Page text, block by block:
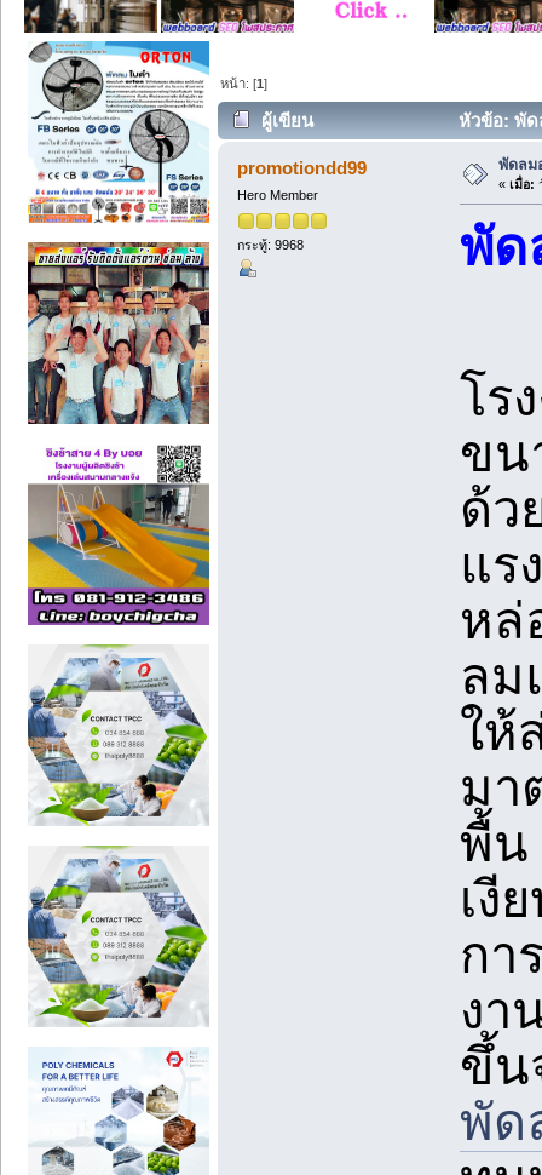
หน้า: [1]
ผู้เขียน หัวข้อ: พัด
promotiondd99
Hero Member
กระทู้: 9968
พัดลม
« เมื่อ:
พัด
โร
ขน
ด้ว
แร
หล่
ลม
ให้
มา
พื้น
เงี
กา
งา
ขึ้น
พัด